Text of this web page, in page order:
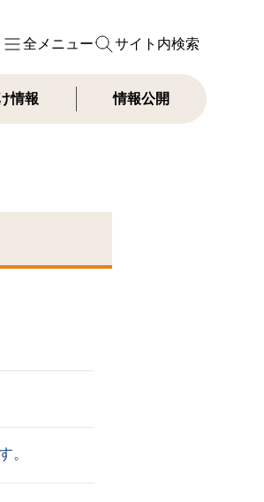
全メニュー サイト内検索
情報 情報公開
。